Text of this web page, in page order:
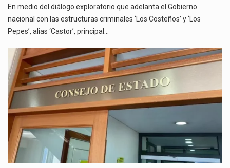
En medio del diálogo exploratorio que adelanta el Gobierno
nacional con las estructuras criminales ‘Los Costeños’ y ‘Los
Pepes’, alias ‘Castor’, principal…